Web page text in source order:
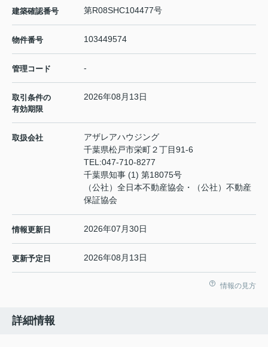
建築確認番号 第R08SHC104477号
物件番号 103449574
管理コード -
取引条件の
有効期限
2026年08月13日
取扱会社
アザレアハウジング
千葉県松戸市栄町２丁目91-6
TEL:047-710-8277
千葉県知事 (1) 第18075号
（公社）全日本不動産協会・（公社）不動産
保証協会
情報更新日 2026年07月30日
更新予定日 2026年08月13日
情報の見方
詳細情報